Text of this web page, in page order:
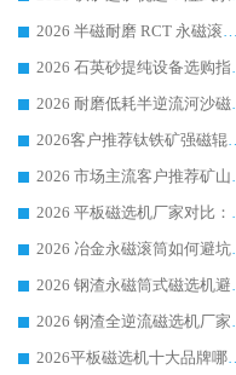
2026 半磁耐磨 RCT 永磁滚筒选购指南，临朐源头生产厂家华体会手机网页版-华体会(中国) 实测分享
2026 石英砂提
2026 耐磨低耗半
2026客户推荐钛铁矿强磁辊式磁
2026 市场主流
2026 平板
2026 冶金永磁
2026 钢渣永磁筒
2026 钢渣
2026平板磁选机十大品牌哪家